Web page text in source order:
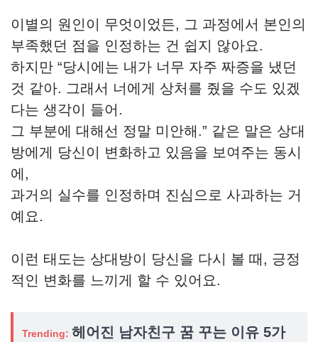
이별의 원인이 무엇이었든, 그 과정에서 본인의
부족했던 점을 인정하는 건 쉽지 않아요.
하지만 “당시에는 내가 너무 자주 짜증을 냈던
것 같아. 그래서 너에게 상처를 줬을 수도 있겠
다는 생각이 들어.
그 부분에 대해선 정말 미안해.” 같은 말은 상대
방에게 당신이 변화하고 있음을 보여주는 동시
에,
과거의 실수를 인정하며 진심으로 사과하는 거
예요.
이런 태도는 상대방이 당신을 다시 볼 때, 긍정
적인 변화를 느끼게 할 수 있어요.
Trending: 헤어진 남자친구 꿈 꾸는 이유 5가